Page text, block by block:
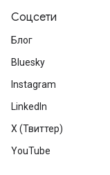
Соцсети
Блог
Bluesky
Instagram
LinkedIn
X (Твиттер)
YouTube